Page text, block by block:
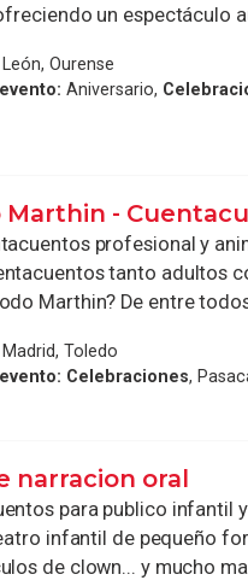
un espectáculo
León, Ourense
Aniversario,
Marthin -
profesional y
tanto adultos
Marthin? De entre
Madrid, Toledo
Celebraciones,
narracion oral
para publico infantil
infantil de pequeño
de clown... y mucho